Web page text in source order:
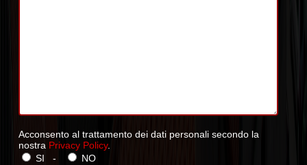
Acconsento al trattamento dei dati personali secondo la
nostra Privacy Policy.
SI -
NO